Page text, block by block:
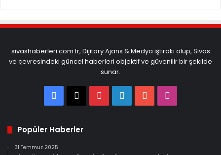
sivashaberleri.com.tr, Dijitary Ajans & Medya iştiraki olup, Sivas
ve çevresindeki güncel haberleri objektif ve güvenilir bir şekilde
sunar.
Facebook
X PinterestLinkedInYouTube
Popüler Haberler
31 Temmuz 2025